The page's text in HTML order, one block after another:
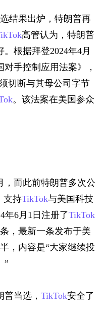
结果出炉，特朗普再
高管认为，特朗普
根据拜登2024年4月
手控制应用法案》，
切断与其母公司字节
。该法案在美国参众
，而此前特朗普多次公
支持TikTok与美国科技
年6月1日注册了TikTok
，最新一条发布于美
，内容是“大家继续投
”
普当选， TikTok安全了